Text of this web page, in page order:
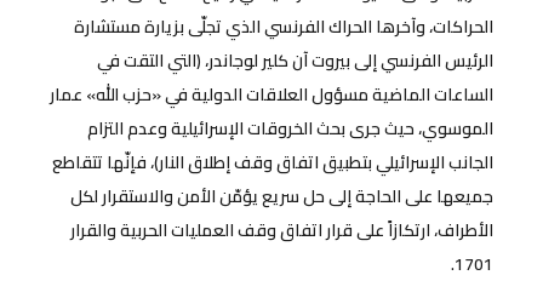
الحراكات، وآخرها الحراك الفرنسي الذي تجلّى بزيارة مستشارة
الرئيس الفرنسي إلى بيروت آن كلير لوجاندر، (التي التقت في
الساعات الماضية مسؤول العلاقات الدولية في «حزب الله» عمار
الموسوي، حيث جرى بحث الخروقات الإسرائيلية وعدم التزام
الجانب الإسرائيلي بتطبيق اتفاق وقف إطلاق النار)، فإنّها تتقاطع
جميعها على الحاجة إلى حل سريع يؤمّن الأمن والاستقرار لكل
الأطراف، ارتكازاً على قرار اتفاق وقف العمليات الحربية والقرار
1701.